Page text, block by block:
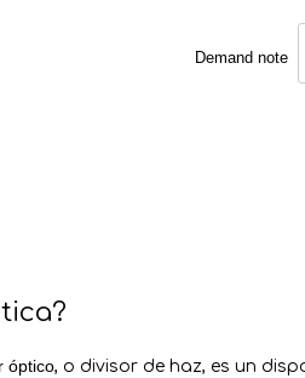
Demand note
óptico, o divisor de haz, es un